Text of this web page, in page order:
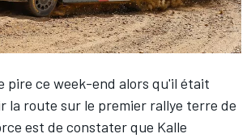
pire ce week-end alors qu'il était
la route sur le premier rallye terre de
est de constater que Kalle